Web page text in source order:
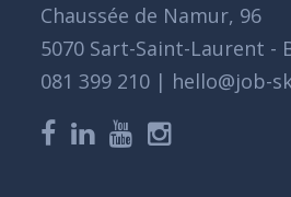
Chaussée de Namur, 96
5070 Sart-Saint-Laurent -
081 399 210 | hello@job-